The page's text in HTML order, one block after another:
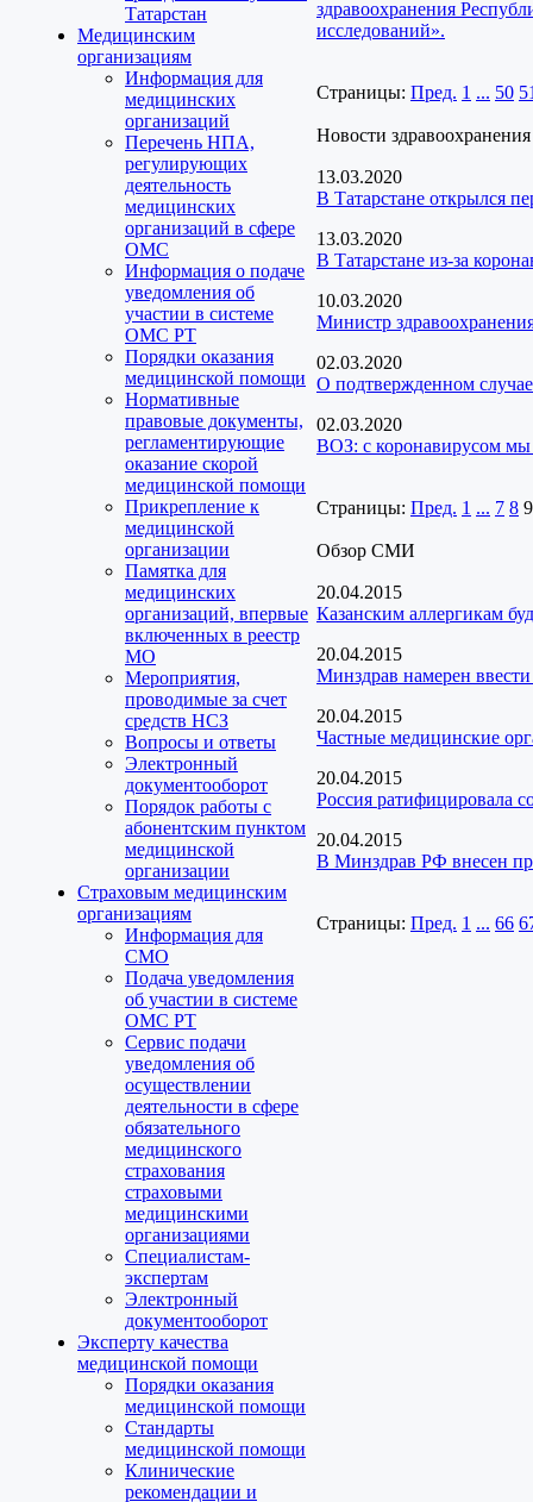
Татарстан
Медицинским
организациям
Информация для
медицинских
организаций
Перечень НПА,
регулирующих
деятельность
медицинских
организаций в сфере
ОМС
Информация о подаче
уведомления об
участии в системе
ОМС РТ
Порядки оказания
медицинской помощи
Нормативные
правовые документы,
регламентирующие
оказание скорой
медицинской помощи
Прикрепление к
медицинской
организации
Памятка для
медицинских
организаций, впервые
включенных в реестр
МО
Мероприятия,
проводимые за счет
средств НСЗ
Вопросы и ответы
Электронный
документооборот
Порядок работы с
абонентским пунктом
медицинской
организации
Страховым медицинским
организациям
Информация для
СМО
Подача уведомления
об участии в системе
ОМС РТ
Сервис подачи
уведомления об
осуществлении
деятельности в сфере
обязательного
медицинского
страхования
страховыми
медицинскими
организациями
Специалистам-
экспертам
Электронный
документооборот
Эксперту качества
медицинской помощи
Порядки оказания
медицинской помощи
Стандарты
медицинской помощи
Клинические
рекомендации и
здравоохранения
исследований».
Страницы: Пред. 1 ... 50
Новости здравоохранения
13.03.2020
В Татарстане открылся
13.03.2020
В Татарстане из-за
10.03.2020
Министр
02.03.2020
О подтвержденном
02.03.2020
ВОЗ: с коронавирусом мы
Страницы: Пред. 1 ... 7 8 9
Обзор СМИ
20.04.2015
Казанским аллергикам
20.04.2015
Минздрав намерен
20.04.2015
Частные медицинские
20.04.2015
Россия ратифицировала
20.04.2015
В Минздрав РФ внесен
Страницы: Пред. 1 ... 66